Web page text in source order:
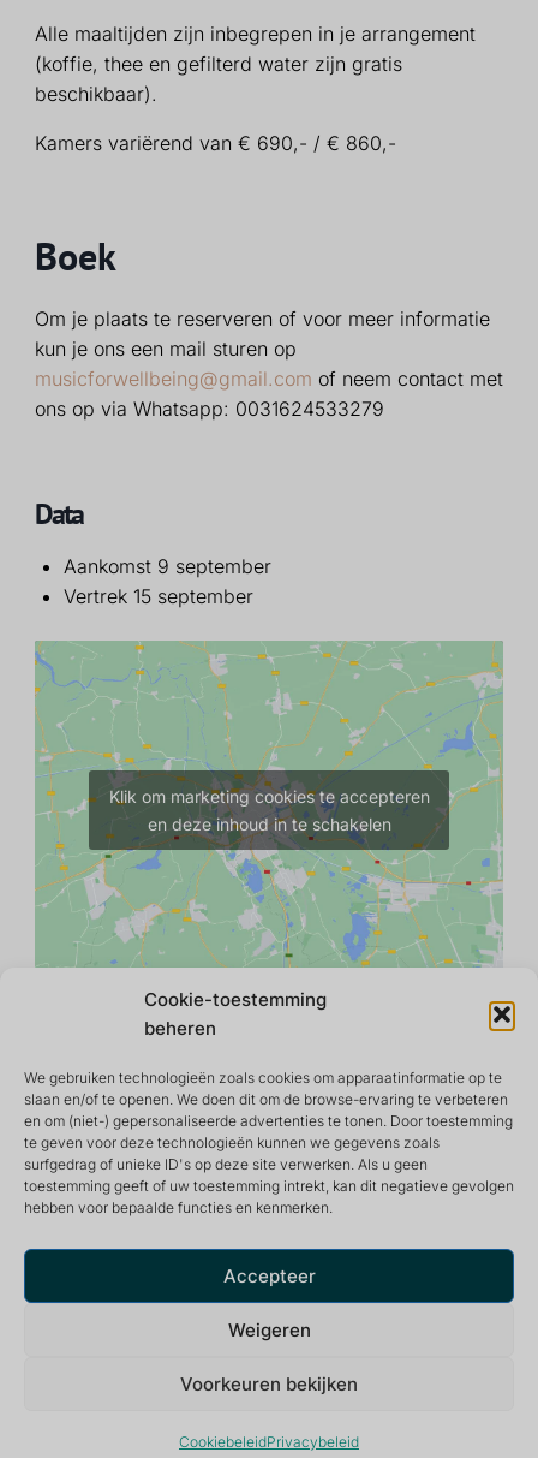
Cookie-toestemming
beheren
We gebruiken technologieën zoals cookies om apparaatinformatie op te
slaan en/of te openen. We doen dit om de browse-ervaring te verbeteren
en om (niet-) gepersonaliseerde advertenties te tonen. Door toestemming
te geven voor deze technologieën kunnen we gegevens zoals
surfgedrag of unieke ID's op deze site verwerken. Als u geen
toestemming geeft of uw toestemming intrekt, kan dit negatieve gevolgen
hebben voor bepaalde functies en kenmerken.
Accepteer
Weigeren
Voorkeuren bekijken
CookiebeleidPrivacybeleid
Alle maaltijden zijn inbegrepen in je arrangement
(koffie, thee en gefilterd water zijn gratis
beschikbaar).
Kamers variërend van € 690,- / € 860,-
Boek
Om je plaats te reserveren of voor meer informatie
kun je ons een mail sturen op
musicforwellbeing@gmail.com of neem contact met
ons op via Whatsapp: 0031624533279
Data
Aankomst 9 september
Vertrek 15 september
Klik om marketing cookies te accepteren
en deze inhoud in te schakelen
inspirerende omgeving biedt voor een optimaal leven.
© 2026 De Tuin van Nâm ~ Retraite- & Meditatiecentrum